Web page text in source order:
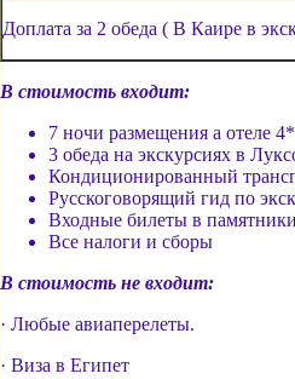
Доплата за 2 обеда ( В Каире в
В стоимость входит:
7 ночи размещения а отеле
3 обеда на экскурсиях в
Кондиционированный
Русскоговорящий гид по
Входные билеты в
Все налоги и сборы
В стоимость не входит:
· Любые авиаперелеты.
· Виза в Египет